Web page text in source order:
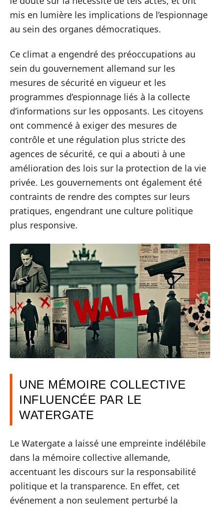
mis en lumière les implications de l’espionnage
au sein des organes démocratiques.
Ce climat a engendré des préoccupations au
sein du gouvernement allemand sur les
mesures de sécurité en vigueur et les
programmes d’espionnage liés à la collecte
d’informations sur les opposants. Les citoyens
ont commencé à exiger des mesures de
contrôle et une régulation plus stricte des
agences de sécurité, ce qui a abouti à une
amélioration des lois sur la protection de la vie
privée. Les gouvernements ont également été
contraints de rendre des comptes sur leurs
pratiques, engendrant une culture politique
plus responsive.
UNE MÉMOIRE COLLECTIVE
INFLUENCÉE PAR LE
WATERGATE
Le Watergate a laissé une empreinte indélébile
dans la mémoire collective allemande,
accentuant les discours sur la responsabilité
politique et la transparence. En effet, cet
événement a non seulement perturbé la